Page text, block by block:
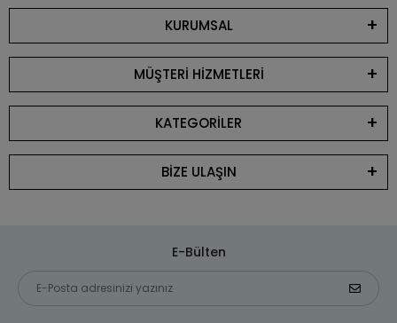
KURUMSAL
MÜŞTERİ HİZMETLERİ
KATEGORİLER
BİZE ULAŞIN
E-Bülten